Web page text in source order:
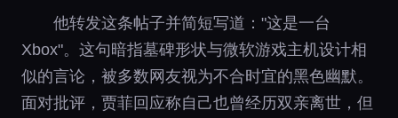
他转发这条帖子并简短写道："这是一台
Xbox"。这句暗指墓碑形状与微软游戏主机设计相
似的言论，被多数网友视为不合时宜的黑色幽默。
面对批评，贾菲回应称自己也曾经历双亲离世，但